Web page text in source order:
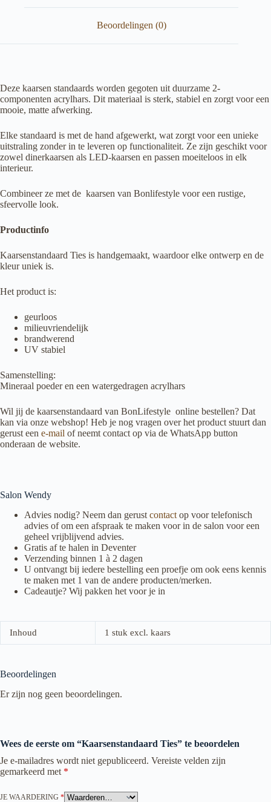
Beoordelingen (0)
Deze kaarsen standaards worden gegoten uit duurzame 2-
componenten acrylhars. Dit materiaal is sterk, stabiel en zorgt voor een
mooie, matte afwerking.
Elke standaard is met de hand afgewerkt, wat zorgt voor een unieke
uitstraling zonder in te leveren op functionaliteit. Ze zijn geschikt voor
zowel dinerkaarsen als LED-kaarsen en passen moeiteloos in elk
interieur.
Combineer ze met de kaarsen van Bonlifestyle voor een rustige,
sfeervolle look.
Productinfo
Kaarsenstandaard Ties is handgemaakt, waardoor elke ontwerp en de
kleur uniek is.
Het product is:
geurloos
milieuvriendelijk
brandwerend
UV stabiel
Samenstelling:
Mineraal poeder en een watergedragen acrylhars
Wil jij de kaarsenstandaard van BonLifestyle online bestellen? Dat
kan via onze webshop! Heb je nog vragen over het product stuurt dan
gerust een e-mail of neemt contact op via de WhatsApp button
onderaan de website.
Salon Wendy
Advies nodig? Neem dan gerust contact op voor telefonisch
advies of om een afspraak te maken voor in de salon voor een
geheel vrijblijvend advies.
Gratis af te halen in Deventer
Verzending binnen 1 à 2 dagen
U ontvangt bij iedere bestelling een proefje om ook eens kennis
te maken met 1 van de andere producten/merken.
Cadeautje? Wij pakken het voor je in
Inhoud 1 stuk excl. kaars
Beoordelingen
Er zijn nog geen beoordelingen.
Wees de eerste om “Kaarsenstandaard Ties” te beoordelen
Je e-mailadres wordt niet gepubliceerd. Vereiste velden zijn
gemarkeerd met *
JE WAARDERING *